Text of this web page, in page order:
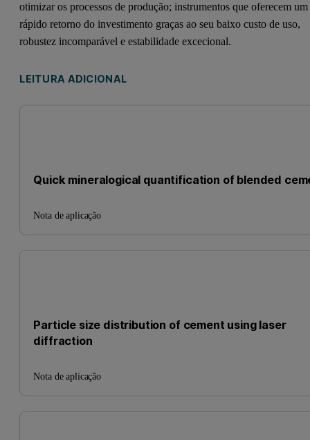
otimizar os processos de produção; instrumentos que oferecem um
rápido retorno do investimento graças ao seu baixo custo de uso,
robustez incomparável e estabilidade excecional.
LEITURA ADICIONAL
Quick mineralogical quantification of blended
Nota de aplicação
Particle size distribution of cement using laser
diffraction
Nota de aplicação